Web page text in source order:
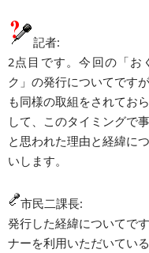
記者:
2点目です。今回の「お
ク」の発行についてです
も同様の取組をされてお
して、このタイミングで
と思われた理由と経緯に
いします。
市民二課長:
発行した経緯についてで
ナーを利用いただいてい